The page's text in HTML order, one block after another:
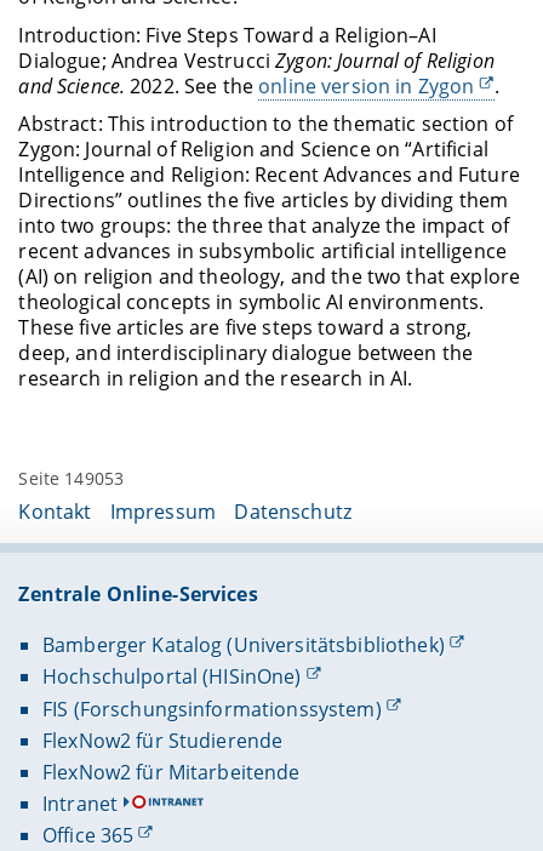
Introduction: Five Steps Toward a Religion–AI
Dialogue; Andrea Vestrucci Zygon: Journal of Religion
and Science. 2022. See the online version in Zygon
.
Abstract: This introduction to the thematic section of
Zygon: Journal of Religion and Science on “Artificial
Intelligence and Religion: Recent Advances and Future
Directions” outlines the five articles by dividing them
into two groups: the three that analyze the impact of
recent advances in subsymbolic artificial intelligence
(AI) on religion and theology, and the two that explore
theological concepts in symbolic AI environments.
These five articles are five steps toward a strong,
deep, and interdisciplinary dialogue between the
research in religion and the research in AI.
Seite 149053
Kontakt Impressum Datenschutz
Zentrale Online-Services
Bamberger Katalog (Universitätsbibliothek)
Hochschulportal (HISinOne)
FIS (Forschungsinformationssystem)
FlexNow2 für Studierende
FlexNow2 für Mitarbeitende
Intranet
Office 365